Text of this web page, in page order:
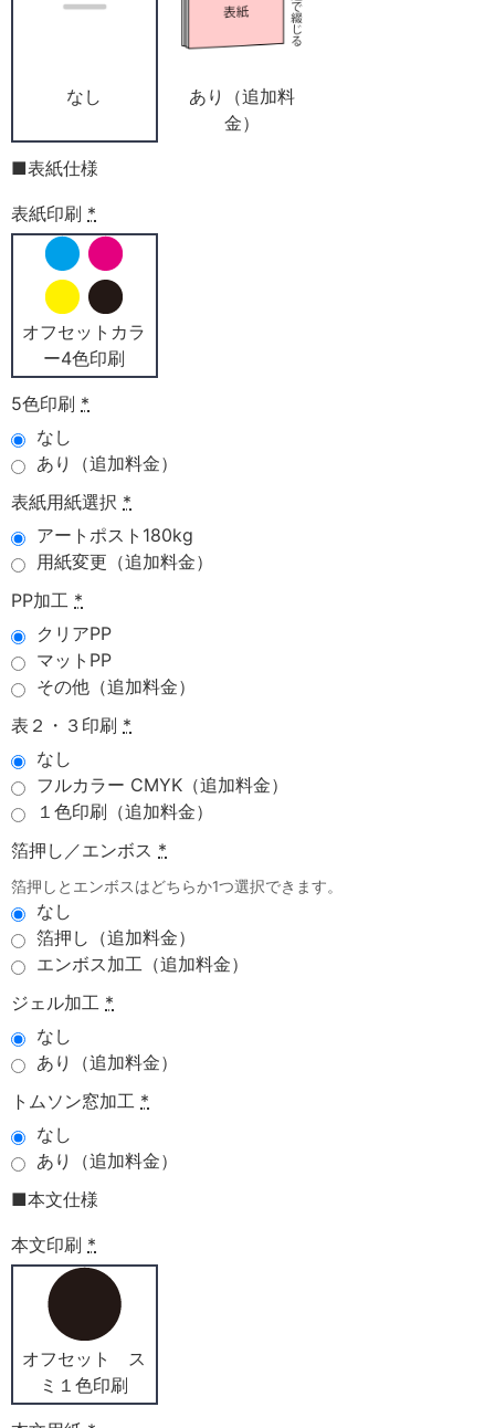
なし
あり（追加料
金）
■表紙仕様
表紙印刷 *
オフセットカラ
ー4色印刷
5色印刷 *
なし
あり（追加料金）
表紙用紙選択 *
アートポスト180kg
用紙変更（追加料金）
PP加工 *
クリアPP
マットPP
その他（追加料金）
表２・３印刷 *
なし
フルカラー CMYK（追加料金）
１色印刷（追加料金）
箔押し／エンボス *
箔押しとエンボスはどちらか1つ選択できます。
なし
箔押し（追加料金）
エンボス加工（追加料金）
ジェル加工 *
なし
あり（追加料金）
トムソン窓加工 *
なし
あり（追加料金）
■本文仕様
本文印刷 *
オフセット ス
ミ１色印刷